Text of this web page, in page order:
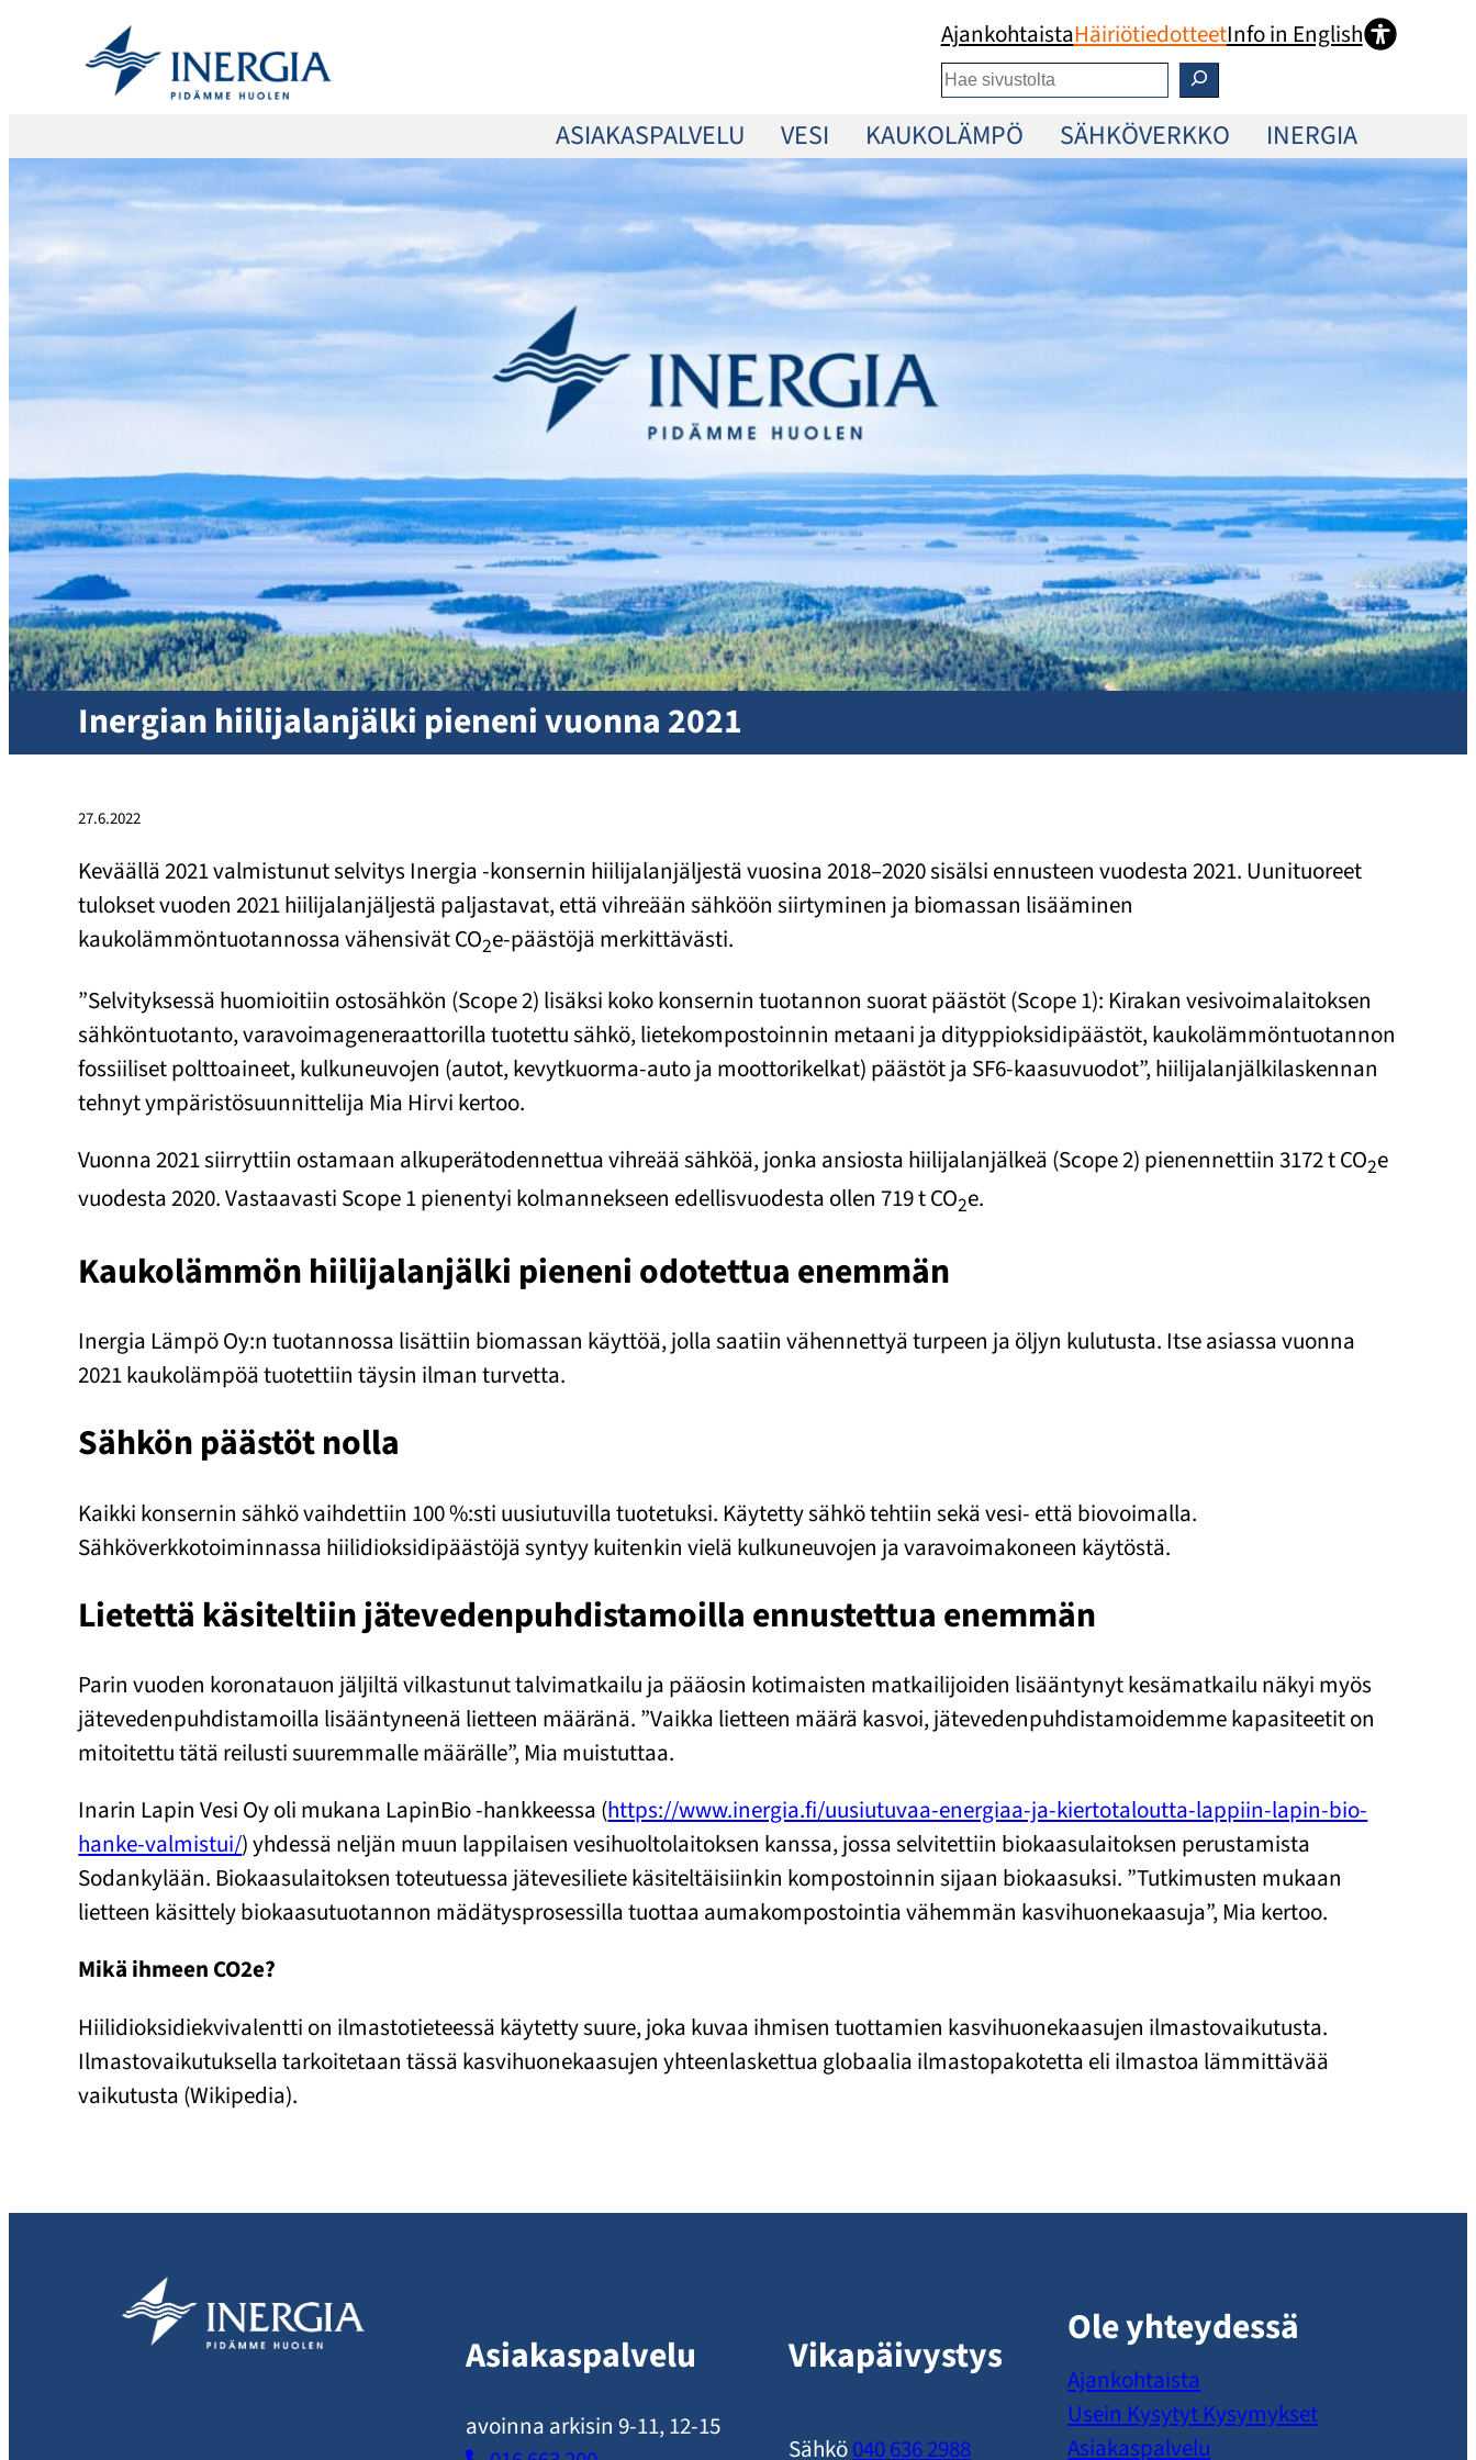
sisältöön
AjankohtaistaHäiriötiedotteetInfo in English
Etsi
ASIAKASPALVELU VESI KAUKOLÄMPÖ SÄHKÖVERKKO INERGIA
Inergian hiilijalanjälki pieneni vuonna 2021
27.6.2022
Keväällä 2021 valmistunut selvitys Inergia -konsernin hiilijalanjäljestä vuosina 2018–2020 sisälsi ennusteen vuodesta 2021. Uunituoreet
tulokset vuoden 2021 hiilijalanjäljestä paljastavat, että vihreään sähköön siirtyminen ja biomassan lisääminen
kaukolämmöntuotannossa vähensivät CO2e-päästöjä merkittävästi.
”Selvityksessä huomioitiin ostosähkön (Scope 2) lisäksi koko konsernin tuotannon suorat päästöt (Scope 1): Kirakan vesivoimalaitoksen
sähköntuotanto, varavoimageneraattorilla tuotettu sähkö, lietekompostoinnin metaani ja dityppioksidipäästöt, kaukolämmöntuotannon
fossiiliset polttoaineet, kulkuneuvojen (autot, kevytkuorma-auto ja moottorikelkat) päästöt ja SF6-kaasuvuodot”, hiilijalanjälkilaskennan
tehnyt ympäristösuunnittelija Mia Hirvi kertoo.
Vuonna 2021 siirryttiin ostamaan alkuperätodennettua vihreää sähköä, jonka ansiosta hiilijalanjälkeä (Scope 2) pienennettiin 3172 t CO2e
vuodesta 2020. Vastaavasti Scope 1 pienentyi kolmannekseen edellisvuodesta ollen 719 t CO2e.
Kaukolämmön hiilijalanjälki pieneni odotettua enemmän
Inergia Lämpö Oy:n tuotannossa lisättiin biomassan käyttöä, jolla saatiin vähennettyä turpeen ja öljyn kulutusta. Itse asiassa vuonna
2021 kaukolämpöä tuotettiin täysin ilman turvetta.
Sähkön päästöt nolla
Kaikki konsernin sähkö vaihdettiin 100 %:sti uusiutuvilla tuotetuksi. Käytetty sähkö tehtiin sekä vesi- että biovoimalla.
Sähköverkkotoiminnassa hiilidioksidipäästöjä syntyy kuitenkin vielä kulkuneuvojen ja varavoimakoneen käytöstä.
Lietettä käsiteltiin jätevedenpuhdistamoilla ennustettua enemmän
Parin vuoden koronatauon jäljiltä vilkastunut talvimatkailu ja pääosin kotimaisten matkailijoiden lisääntynyt kesämatkailu näkyi myös
jätevedenpuhdistamoilla lisääntyneenä lietteen määränä. ”Vaikka lietteen määrä kasvoi, jätevedenpuhdistamoidemme kapasiteetit on
mitoitettu tätä reilusti suuremmalle määrälle”, Mia muistuttaa.
Inarin Lapin Vesi Oy oli mukana LapinBio -hankkeessa (https://www.inergia.fi/uusiutuvaa-energiaa-ja-kiertotaloutta-lappiin-lapin-bio-
hanke-valmistui/) yhdessä neljän muun lappilaisen vesihuoltolaitoksen kanssa, jossa selvitettiin biokaasulaitoksen perustamista
Sodankylään. Biokaasulaitoksen toteutuessa jätevesiliete käsiteltäisiinkin kompostoinnin sijaan biokaasuksi. ”Tutkimusten mukaan
lietteen käsittely biokaasutuotannon mädätysprosessilla tuottaa aumakompostointia vähemmän kasvihuonekaasuja”, Mia kertoo.
Mikä ihmeen CO2e?
Hiilidioksidiekvivalentti on ilmastotieteessä käytetty suure, joka kuvaa ihmisen tuottamien kasvihuonekaasujen ilmastovaikutusta.
Ilmastovaikutuksella tarkoitetaan tässä kasvihuonekaasujen yhteenlaskettua globaalia ilmastopakotetta eli ilmastoa lämmittävää
vaikutusta (Wikipedia).
Asiakaspalvelu
avoinna arkisin 9-11, 12-15
Vikapäivystys
Sähkö040 636 2988
Ole yhteydessä
Ajankohtaista
Usein Kysytyt Kysymykset
Asiakaspalvelu